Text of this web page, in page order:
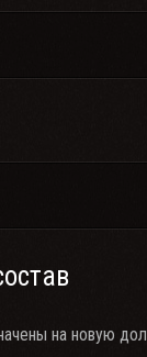
на новую